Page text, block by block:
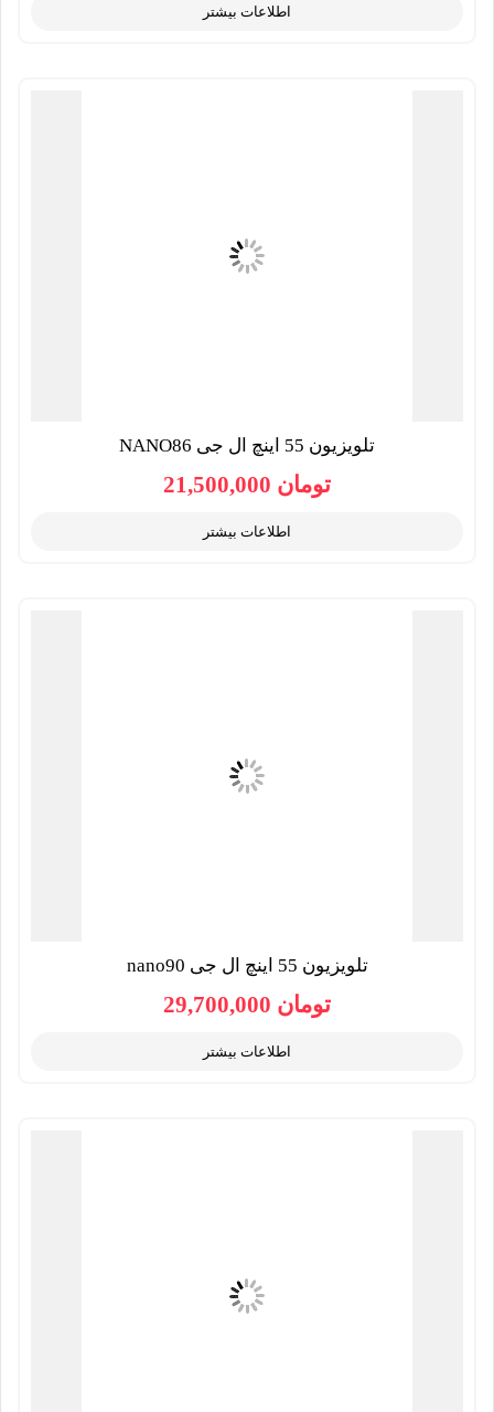
اطلاعات بیشتر
تلویزیون 55 اینچ ال جی NANO86
تومان
اطلاعات بیشتر
تلویزیون 55 اینچ ال جی nano90
تومان
اطلاعات بیشتر